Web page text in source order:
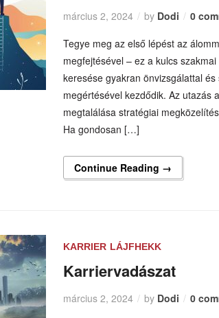
március 2, 2024 by Dodi
0
Tegye meg az első lépést az
megfejtésével – ez a kulcs
keresése gyakran önvizsgálattal
megértésével kezdődik. Az utazás
megtalálása stratégiai
Ha gondosan […]
Continue Reading →
KARRIER LÁJFHEKK
Karriervadászat
március 2, 2024 by Dodi
0